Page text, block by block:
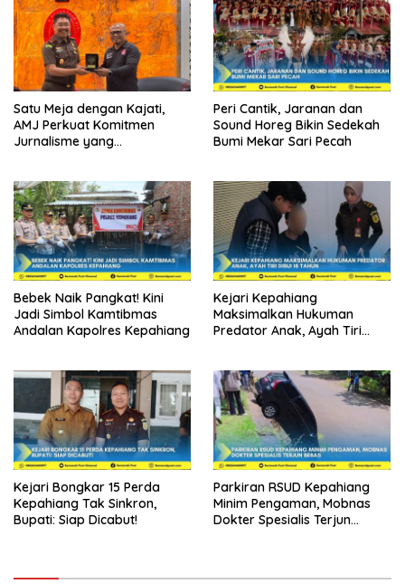
Satu Meja dengan Kajati,
AMJ Perkuat Komitmen
Jurnalisme yang
Peri Cantik, Jaranan dan
Sound Horeg Bikin Sedekah
Bumi Mekar Sari Pecah
Bebek Naik Pangkat! Kini
Jadi Simbol Kamtibmas
Andalan Kapolres Kepahiang
Kejari Kepahiang
Maksimalkan Hukuman
Predator Anak, Ayah Tiri
Kejari Bongkar 15 Perda
Kepahiang Tak Sinkron,
Bupati: Siap Dicabut!
Parkiran RSUD Kepahiang
Minim Pengaman, Mobnas
Dokter Spesialis Terjun